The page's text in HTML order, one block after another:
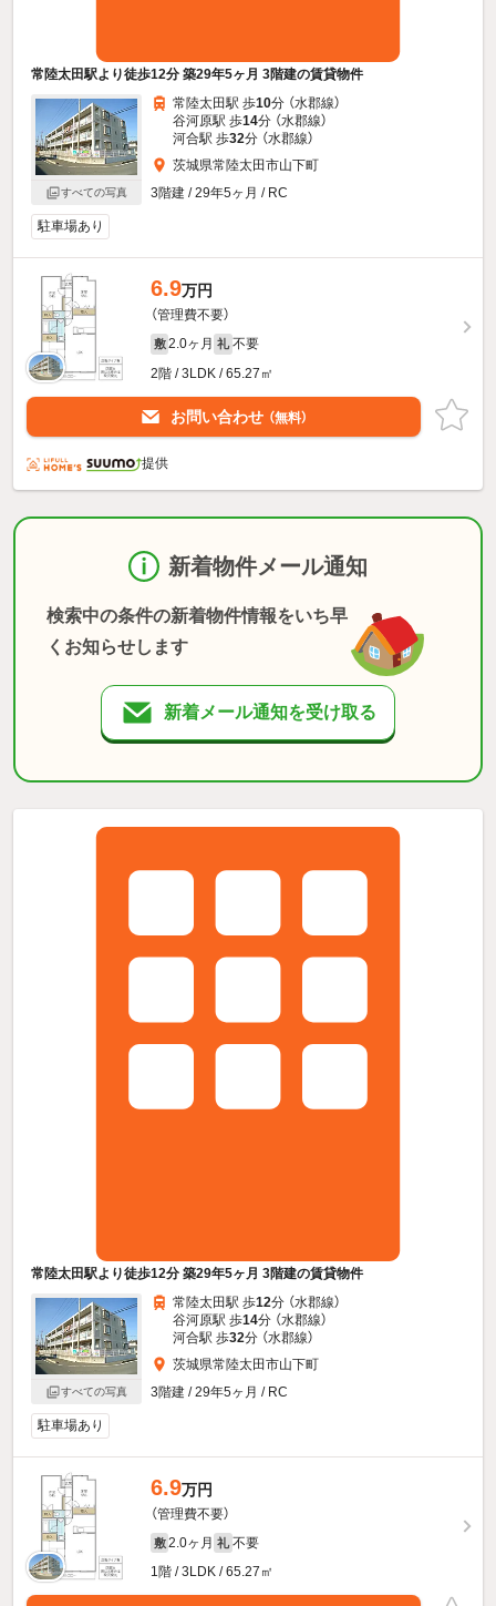
常陸太田駅より徒歩12分 築29年5ヶ月 3階建の賃貸物件
すべての写真
常陸太田駅 歩10分 （水郡線）
谷河原駅 歩14分 （水郡線）
河合駅 歩32分 （水郡線）
茨城県常陸太田市山下町
3階建 / 29年5ヶ月 / RC
駐車場あり
6.9万円
（管理費不要）
敷 2.0ヶ月 礼 不要
2階 / 3LDK / 65.27㎡
お問い合わせ （無料）
提供
新着物件メール通知
検索中の条件の新着物件情報をいち早
くお知らせします
新着メール通知を受け取る
常陸太田駅より徒歩12分 築29年5ヶ月 3階建の賃貸物件
すべての写真
常陸太田駅 歩12分 （水郡線）
谷河原駅 歩14分 （水郡線）
河合駅 歩32分 （水郡線）
茨城県常陸太田市山下町
3階建 / 29年5ヶ月 / RC
駐車場あり
6.9万円
（管理費不要）
敷 2.0ヶ月 礼 不要
1階 / 3LDK / 65.27㎡